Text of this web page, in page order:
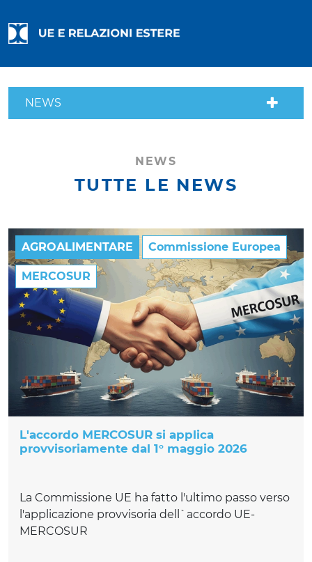
NEWS
NEWS
TUTTE LE NEWS
AGROALIMENTARE Commissione Europea
MERCOSUR
L'accordo MERCOSUR si applica
provvisoriamente dal 1° maggio 2026
La Commissione UE ha fatto l'ultimo passo verso
l'applicazione provvisoria dell`accordo UE-
MERCOSUR